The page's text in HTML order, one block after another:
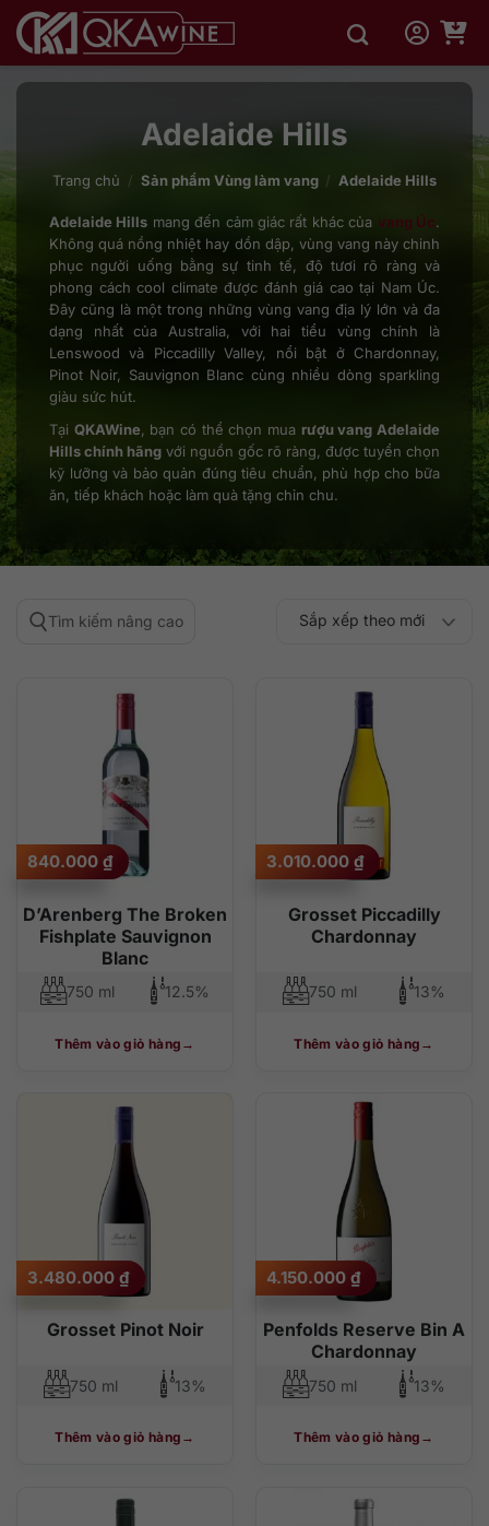
qua
dung
Adelaide Hills
Trang chủ / Sản phẩm Vùng làm vang / Adelaide Hills
Adelaide Hills mang đến cảm giác rất khác của vang Úc.
Không quá nồng nhiệt hay dồn dập, vùng vang này chinh
phục người uống bằng sự tinh tế, độ tươi rõ ràng và
phong cách cool climate được đánh giá cao tại Nam Úc.
Đây cũng là một trong những vùng vang địa lý lớn và đa
dạng nhất của Australia, với hai tiểu vùng chính là
Lenswood và Piccadilly Valley, nổi bật ở Chardonnay,
Pinot Noir, Sauvignon Blanc cùng nhiều dòng sparkling
giàu sức hút.
Tại QKAWine, bạn có thể chọn mua rượu vang Adelaide
Hills chính hãng với nguồn gốc rõ ràng, được tuyển chọn
kỹ lưỡng và bảo quản đúng tiêu chuẩn, phù hợp cho bữa
ăn, tiếp khách hoặc làm quà tặng chỉn chu.
Tìm kiếm nâng cao Sắp xếp theo
độ phổ biến
Sắp xếp theo mới
thấp đến cao
cao đến thấp
D’Arenberg The Broken
Fishplate Sauvignon
Blanc
840.000 ₫
750 ml 12.5%
Thêm vào giỏ hàng
Grosset Piccadilly
Chardonnay
3.010.000 ₫
750 ml 13%
Thêm vào giỏ hàng
Grosset Pinot Noir
3.480.000 ₫
750 ml 13%
Thêm vào giỏ hàng
Penfolds Reserve Bin A
Chardonnay
4.150.000 ₫
750 ml 13%
Thêm vào giỏ hàng